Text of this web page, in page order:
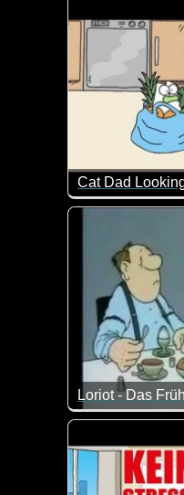
Simon's Cat
Zum Tag der